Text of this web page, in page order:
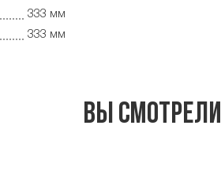
333 мм
333 мм
Вы смотрели